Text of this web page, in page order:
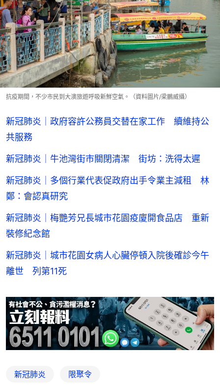
抗疫期間，不少市民到大澳旅遊呼吸新鮮空氣。（資料圖片/梁鵬威攝）
新冠肺炎｜政府容許公務員交替在家工作 續維持公
共服務
新冠肺炎｜牛池灣街市關閉清潔 街坊：洗得太遲
新冠肺炎｜多個行業代表促政府出手令業主減租 林
鄭：會認真研究
新冠肺炎｜梅艷芳兄長城市花園疫廈開食品店 重新
裝修紀念館
新冠肺炎｜城市花園女病人心臟停頓入院後確診今午
離世 列第11死
新冠肺炎 限聚令